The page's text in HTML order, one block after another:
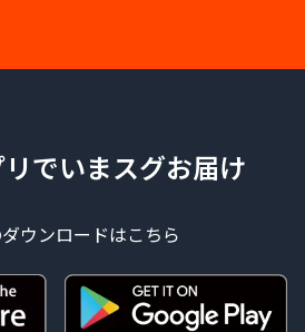
でいまスグお届け
ウンロードはこちら